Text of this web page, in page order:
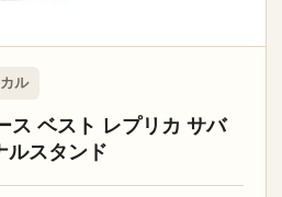
ル
ス ベスト レプリカ サバ
ルスタンド